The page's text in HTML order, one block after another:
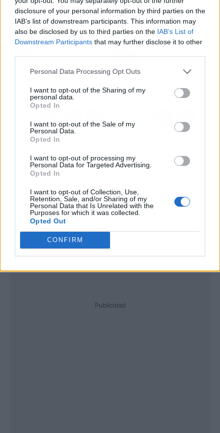
disclosure of your personal information by third parties on the
IAB’s list of downstream participants. This information may
also be disclosed by us to third parties on the IAB’s List of
Downstream Participants that may further disclose it to other
Personal Data Processing Opt Outs
I want to opt-out of the Sharing of my
personal data.
Opted In
I want to opt-out of the Sale of my
Personal Data.
Opted In
I want to opt-out of processing my
Personal Data for Targeted Advertising.
Opted In
I want to opt-out of Collection, Use,
Retention, Sale, and/or Sharing of my
Personal Data that Is Unrelated with the
Purposes for which it was collected.
Opted Out
CONFIRM
2023.
Artículo anterior
eventos de arte y vino en
Artículo siguiente
Publicidad